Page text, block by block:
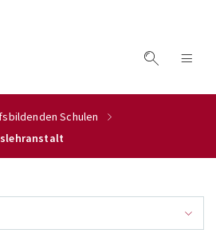
Schulen